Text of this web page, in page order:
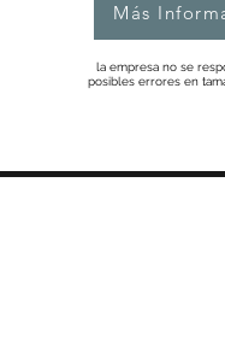
Más
la empresa no se
posibles errores en